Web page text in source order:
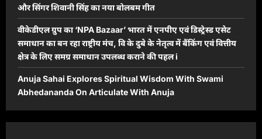
और सिंगर शिवानी सिंह का नया बोलबम गीत
वीकेडीएल ग्रुप का ‘NPA Bazaar’ भारत में एनपीए एवं डिस्ट्रेस्ड एसेट
समाधान का बन रहा राष्ट्रीय मंच, वि के दुबे के नेतृत्व में बैंकिंग एवं वित्तीय
क्षेत्र के लिए समग्र समाधान उपलब्ध कराने की पहल i
Anuja Sahai Explores Spiritual Wisdom With Swami
Abhedananda On Articulate With Anuja